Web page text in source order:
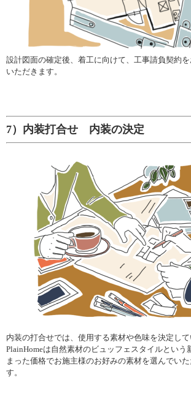
設計図面の確定後、着工に向けて、工事請負契約
いただきます。
7）内装打合せ 内装の決定
内装の打合せでは、使用する素材や色味を決定して
PlainHomeは自然素材のビュッフェスタイルという
まった価格でお施主様のお好みの素材を選んでい
す。